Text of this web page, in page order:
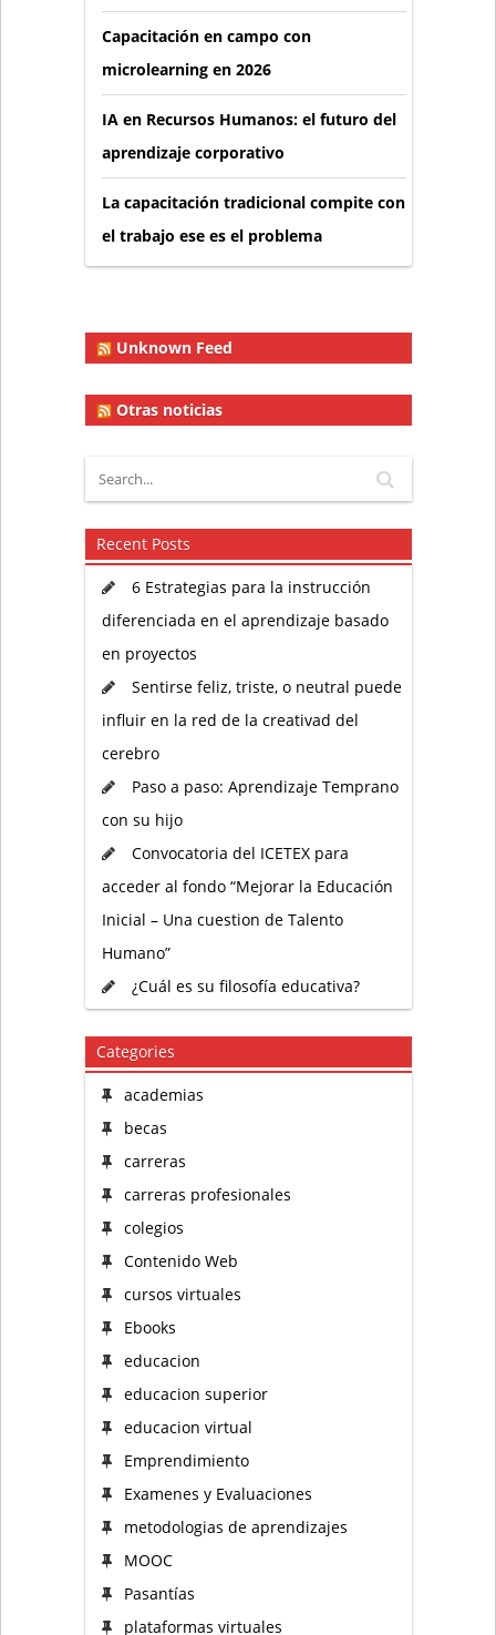
Capacitación en campo con
microlearning en 2026
IA en Recursos Humanos: el futuro del
aprendizaje corporativo
La capacitación tradicional compite con
el trabajo ese es el problema
Unknown Feed
Otras noticias
Recent Posts
6 Estrategias para la instrucción
diferenciada en el aprendizaje basado
en proyectos
Sentirse feliz, triste, o neutral puede
influir en la red de la creativad del
cerebro
Paso a paso: Aprendizaje Temprano
con su hijo
Convocatoria del ICETEX para
acceder al fondo “Mejorar la Educación
Inicial – Una cuestion de Talento
Humano”
¿Cuál es su filosofía educativa?
Categories
academias
becas
carreras
carreras profesionales
colegios
Contenido Web
cursos virtuales
Ebooks
educacion
educacion superior
educacion virtual
Emprendimiento
Examenes y Evaluaciones
metodologias de aprendizajes
MOOC
Pasantías
plataformas virtuales